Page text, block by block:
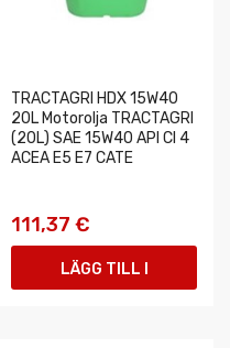
TRACTAGRI HDX 15W40
20L Motorolja TRACTAGRI
(20L) SAE 15W40 API CI 4
ACEA E5 E7 CATE
111,37 €
LÄGG TILL I